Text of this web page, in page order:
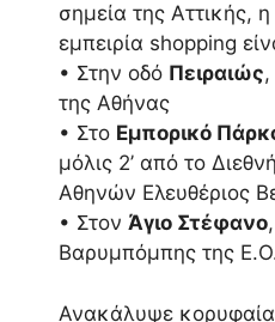
σημεία της Αττικής,
εμπειρία shopping
• Στην οδό Πειραιώς,
της Αθήνας
• Στο Εμπορικό
μόλις 2’ από το
Αθηνών Ελευθέριος
• Στον Άγιο Στέφανο
Βαρυμπόμπης της
Ανακάλυψε